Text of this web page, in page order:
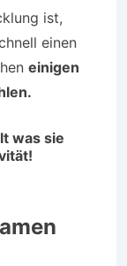
ist,
einen
einigen
was sie